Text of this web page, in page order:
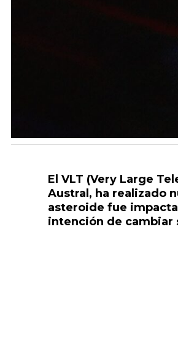
El VLT (Very Large
Austral, ha realizado
asteroide fue
intención de cambiar